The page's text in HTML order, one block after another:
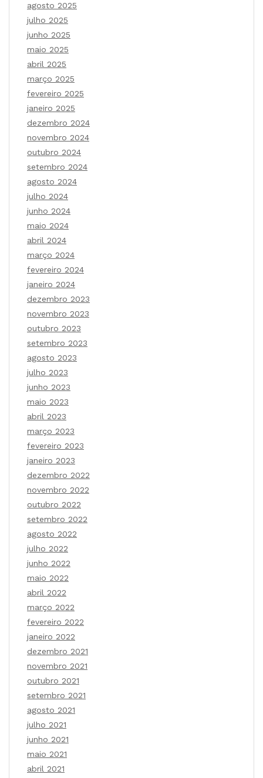
agosto 2025
julho 2025
junho 2025
maio 2025
abril 2025
março 2025
fevereiro 2025
janeiro 2025
dezembro 2024
novembro 2024
outubro 2024
setembro 2024
agosto 2024
julho 2024
junho 2024
maio 2024
abril 2024
março 2024
fevereiro 2024
janeiro 2024
dezembro 2023
novembro 2023
outubro 2023
setembro 2023
agosto 2023
julho 2023
junho 2023
maio 2023
abril 2023
março 2023
fevereiro 2023
janeiro 2023
dezembro 2022
novembro 2022
outubro 2022
setembro 2022
agosto 2022
julho 2022
junho 2022
maio 2022
abril 2022
março 2022
fevereiro 2022
janeiro 2022
dezembro 2021
novembro 2021
outubro 2021
setembro 2021
agosto 2021
julho 2021
junho 2021
maio 2021
abril 2021